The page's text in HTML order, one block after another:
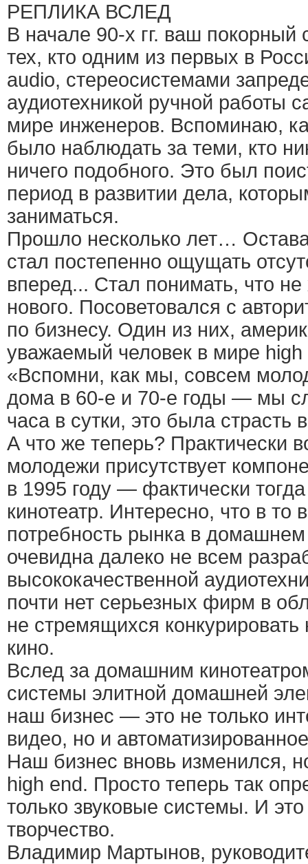
РЕПЛИКА ВСЛЕД
В начале 90-х гг. ваш покорный
тех, кто одним из первых в
audio, стереосистемами
аудиотехникой ручной работы
мире инженеров. Вспоминаю,
было наблюдать за теми, кто
ничего подобного. Это был
период в развитии дела,
заниматься.
Прошло несколько лет…
стал постепенно ощущать
вперед... Стал понимать, что не
нового. Посоветовался с
по бизнесу. Один из них,
уважаемый человек в мире high
«Вспомни, как мы, совсем
дома в 60-е и 70-е годы — мы
часа в сутки, это была страсть
А что же теперь? Практически
молодежи присутствует
в 1995 году — фактически
кинотеатр. Интересно, что в
потребность рынка в
очевидна далеко не всем
высококачественной
почти нет серьезных фирм в
не стремящихся
кино.
Вслед за домашним
системы элитной домашней
наш бизнес — это не только
видео, но и
Наш бизнес вновь изменился,
high end. Просто теперь так
только звуковые системы. И
творчество.
Владимир Мартынов,